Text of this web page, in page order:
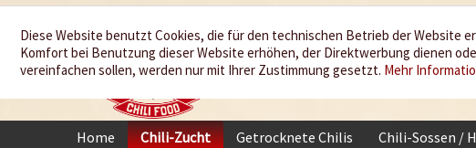
Wir würzen
Ihr Leben
Home Chili-Zucht Getrocknete Chilis Chili-Sossen /
Diese Website benutzt Cookies, die für den technischen Betrieb der Website
Komfort bei Benutzung dieser Website erhöhen, der Direktwerbung dienen
vereinfachen sollen, werden nur mit Ihrer Zustimmung gesetzt. Mehr